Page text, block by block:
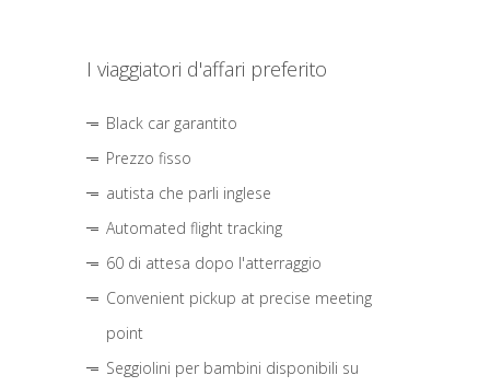
I viaggiatori d'affari preferito
Black car garantito
Prezzo fisso
autista che parli inglese
Automated flight tracking
60 di attesa dopo l'atterraggio
Convenient pickup at precise meeting
point
Seggiolini per bambini disponibili su